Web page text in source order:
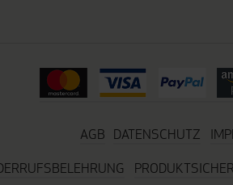
AGB DATENSCHUTZ